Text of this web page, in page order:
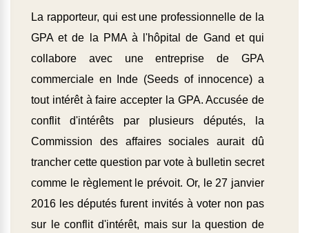
La rapporteur, qui est une professionnelle de la
GPA et de la PMA à l'hôpital de Gand et qui
collabore avec une entreprise de GPA
commerciale en Inde (Seeds of innocence) a
tout intérêt à faire accepter la GPA. Accusée de
conflit d'intérêts par plusieurs députés, la
Commission des affaires sociales aurait dû
trancher cette question par vote à bulletin secret
comme le règlement le prévoit. Or, le 27 janvier
2016 les députés furent invités à voter non pas
sur le conflit d'intérêt, mais sur la question de